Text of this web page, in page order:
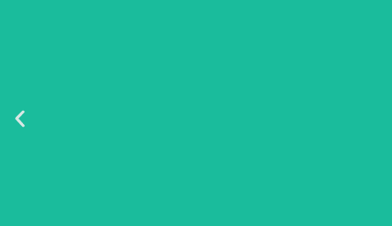
برند‌های جهان، به رفع نیازهای این صنعت کمک نماید.